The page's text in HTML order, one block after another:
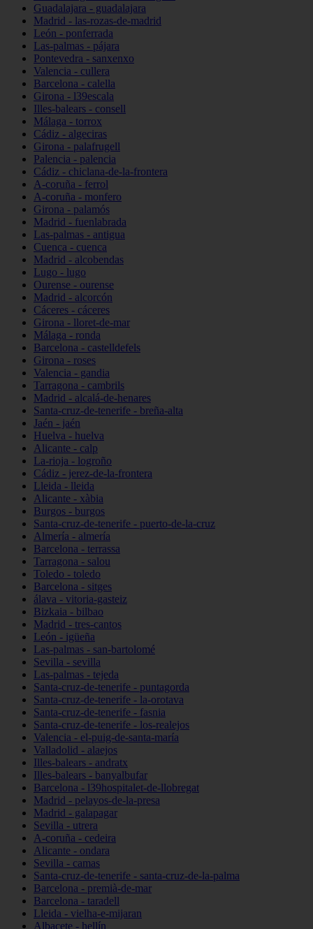
Guadalajara - guadalajara
Madrid - las-rozas-de-madrid
León - ponferrada
Las-palmas - pájara
Pontevedra - sanxenxo
Valencia - cullera
Barcelona - calella
Girona - l39escala
Illes-balears - consell
Málaga - torrox
Cádiz - algeciras
Girona - palafrugell
Palencia - palencia
Cádiz - chiclana-de-la-frontera
A-coruña - ferrol
A-coruña - monfero
Girona - palamós
Madrid - fuenlabrada
Las-palmas - antigua
Cuenca - cuenca
Madrid - alcobendas
Lugo - lugo
Ourense - ourense
Madrid - alcorcón
Cáceres - cáceres
Girona - lloret-de-mar
Málaga - ronda
Barcelona - castelldefels
Girona - roses
Valencia - gandia
Tarragona - cambrils
Madrid - alcalá-de-henares
Santa-cruz-de-tenerife - breña-alta
Jaén - jaén
Huelva - huelva
Alicante - calp
La-rioja - logroño
Cádiz - jerez-de-la-frontera
Lleida - lleida
Alicante - xàbia
Burgos - burgos
Santa-cruz-de-tenerife - puerto-de-la-cruz
Almería - almería
Barcelona - terrassa
Tarragona - salou
Toledo - toledo
Barcelona - sitges
álava - vitoria-gasteiz
Bizkaia - bilbao
Madrid - tres-cantos
León - igüeña
Las-palmas - san-bartolomé
Sevilla - sevilla
Las-palmas - tejeda
Santa-cruz-de-tenerife - puntagorda
Santa-cruz-de-tenerife - la-orotava
Santa-cruz-de-tenerife - fasnia
Santa-cruz-de-tenerife - los-realejos
Valencia - el-puig-de-santa-maría
Valladolid - alaejos
Illes-balears - andratx
Illes-balears - banyalbufar
Barcelona - l39hospitalet-de-llobregat
Madrid - pelayos-de-la-presa
Madrid - galapagar
Sevilla - utrera
A-coruña - cedeira
Alicante - ondara
Sevilla - camas
Santa-cruz-de-tenerife - santa-cruz-de-la-palma
Barcelona - premià-de-mar
Barcelona - taradell
Lleida - vielha-e-mijaran
Albacete - hellín